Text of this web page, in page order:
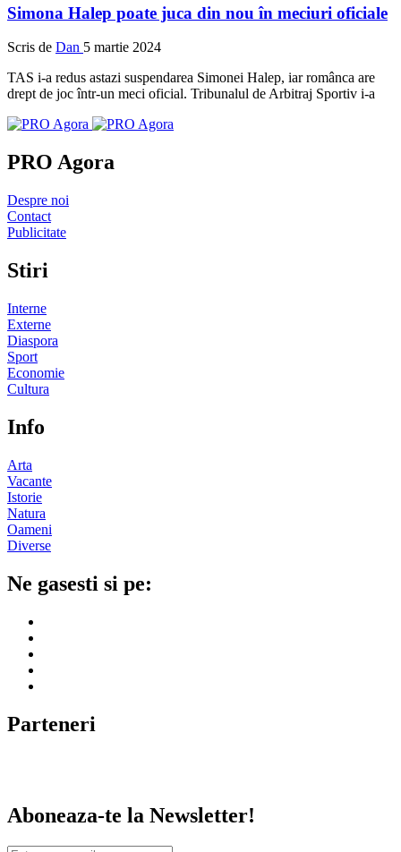
Simona Halep poate juca din nou în meciuri oficiale
Scris de Dan 5 martie 2024
TAS i-a redus astazi suspendarea Simonei Halep, iar românca are
drept de joc într-un meci oficial. Tribunalul de Arbitraj Sportiv i-a
PRO Agora
Despre noi
Contact
Publicitate
Stiri
Interne
Externe
Diaspora
Sport
Economie
Cultura
Info
Arta
Vacante
Istorie
Natura
Oameni
Diverse
Ne gasesti si pe:
Parteneri
Aboneaza-te la Newsletter!